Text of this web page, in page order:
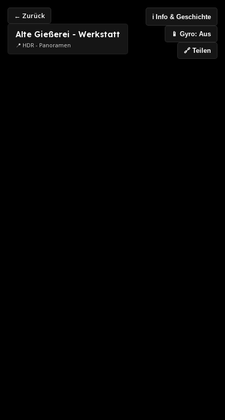
← Zurück
Alte Gießerei - Werkstatt
📍 HDR - Panoramen
ℹ️ Info & Geschichte
📱 Gyro: Aus
🔗 Teilen